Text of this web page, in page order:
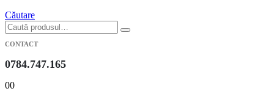
Căutare
CONTACT
0784.747.165
00